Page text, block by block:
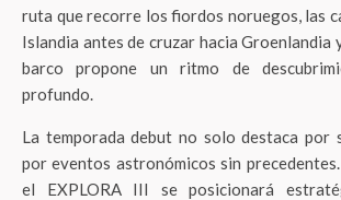
ruta que recorre los fiordos noruegos, las
Islandia antes de cruzar hacia Groenlandia
barco propone un ritmo de
profundo.
La temporada debut no solo destaca por
por eventos astronómicos sin
el EXPLORA III se posicionará